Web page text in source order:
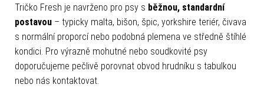
Tričko Fresh je navrženo pro psy s běžnou, standardní
postavou – typicky malta, bišon, špic, yorkshire teriér, čivava
s normální proporcí nebo podobná plemena ve středně štíhlé
kondici. Pro výrazně mohutné nebo soudkovité psy
doporučujeme pečlivě porovnat obvod hrudníku s tabulkou
nebo nás kontaktovat.